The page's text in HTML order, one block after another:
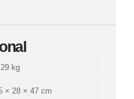
kg
× 28 × 47 cm